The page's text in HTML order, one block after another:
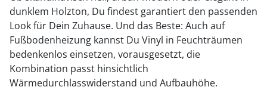
dunklem Holzton, Du findest garantiert den passenden
Look für Dein Zuhause. Und das Beste: Auch auf
Fußbodenheizung kannst Du Vinyl in Feuchträumen
bedenkenlos einsetzen, vorausgesetzt, die
Kombination passt hinsichtlich
Wärmedurchlasswiderstand und Aufbauhöhe.